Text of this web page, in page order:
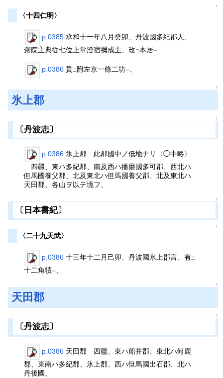
↑
〈十四仁明〉
p.0385 承和十一年八月癸卯、丹波國多紀郡人、
齋院主典從七位上常澄宿禰成主、改二本居一
p.0386 貫二附左京一條二坊一
↑
氷上郡
↑
〔丹波志〕
p.0386 氷上郡 此郡國中ノ低地ナリ〈◯中略〉
四疆、東ハ多紀郡、南及西ハ播磨國多可郡、西北ハ
但馬國養父郡、北及東北ハ但馬國養父郡、北及東北ハ
天田郡、各山ヲ以テ境フ、
↑
〔日本書紀〕
↑
〈二十九天武〉
p.0386 十三年十二月己卯、丹波國氷上郡言、有二
十二角犢一、
↑
天田郡
↑
〔丹波志〕
p.0386 天田郡 四疆、東ハ船井郡、東北ハ何鹿
郡、東南ハ多紀郡、氷上郡、西ハ但馬國出石郡、北ハ
丹後國、